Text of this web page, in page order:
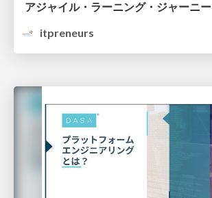
アジャイル・ラーニング・ジャーニー
itpreneurs